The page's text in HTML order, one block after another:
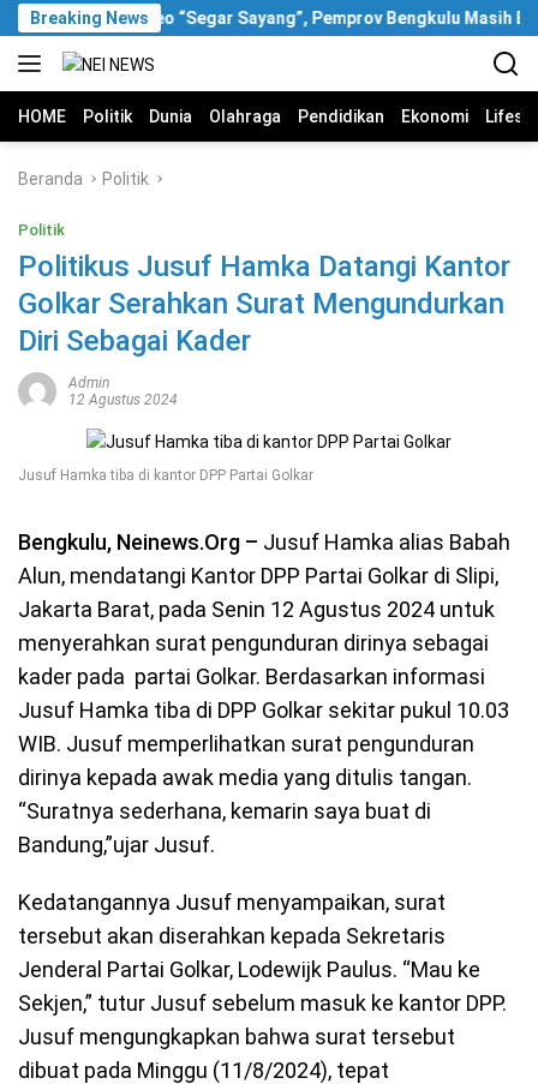
Langsung
ke
konten
Breaking News
Soal Video “Segar Sayang”, Pemprov Bengkulu Masih
HOME Politik Dunia Olahraga Pendidikan Ekonomi
Beranda Politik
Politik
Politikus Jusuf Hamka Datangi Kantor
Golkar Serahkan Surat Mengundurkan
Diri Sebagai Kader
Admin
12 Agustus 2024
Jusuf Hamka tiba di kantor DPP Partai Golkar
Bengkulu, Neinews.Org – Jusuf Hamka alias Babah
Alun, mendatangi Kantor DPP Partai Golkar di Slipi,
Jakarta Barat, pada Senin 12 Agustus 2024 untuk
menyerahkan surat pengunduran dirinya sebagai
kader pada partai Golkar. Berdasarkan informasi
Jusuf Hamka tiba di DPP Golkar sekitar pukul 10.03
WIB. Jusuf memperlihatkan surat pengunduran
dirinya kepada awak media yang ditulis tangan.
“Suratnya sederhana, kemarin saya buat di
Bandung,”ujar Jusuf.
Kedatangannya Jusuf menyampaikan, surat
tersebut akan diserahkan kepada Sekretaris
Jenderal Partai Golkar, Lodewijk Paulus. “Mau ke
Sekjen,” tutur Jusuf sebelum masuk ke kantor DPP.
Jusuf mengungkapkan bahwa surat tersebut
dibuat pada Minggu (11/8/2024), tepat